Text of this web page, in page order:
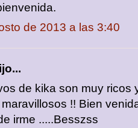
de 2013 a las 3:40
de kika son muy ricos
!! Bien
irme .....Besszss